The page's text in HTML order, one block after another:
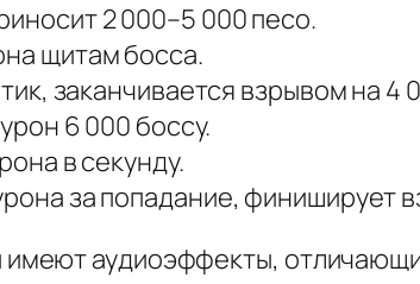
2 000–5 000 песо.
щитам босса.
заканчивается взрывом на 4
6 000 боссу.
в секунду.
за попадание, финиширует
аудиоэффекты,